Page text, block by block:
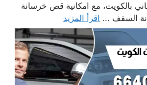
بالكويت، مع امكانية قص خرسانة
السقف ... اقرأ المزيد